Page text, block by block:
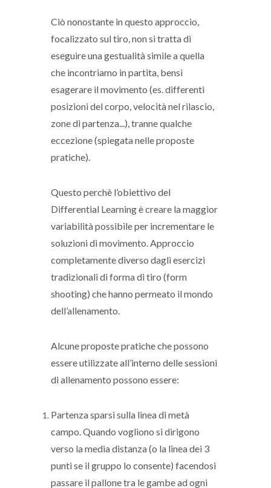
Ciò nonostante in questo approccio,
focalizzato sul tiro, non si tratta di
eseguire una gestualità simile a quella
che incontriamo in partita, bensì
esagerare il movimento (es. differenti
posizioni del corpo, velocità nel rilascio,
zone di partenza...), tranne qualche
eccezione (spiegata nelle proposte
pratiche).
Questo perchè l’obiettivo del
Differential Learning è creare la maggior
variabilità possibile per incrementare le
soluzioni di movimento. Approccio
completamente diverso dagli esercizi
tradizionali di forma di tiro (form
shooting) che hanno permeato il mondo
dell’allenamento.
Alcune proposte pratiche che possono
essere utilizzate all’interno delle sessioni
di allenamento possono essere:
Partenza sparsi sulla linea di metà
campo. Quando vogliono si dirigono
verso la media distanza (o la linea dei 3
punti se il gruppo lo consente) facendosi
passare il pallone tra le gambe ad ogni